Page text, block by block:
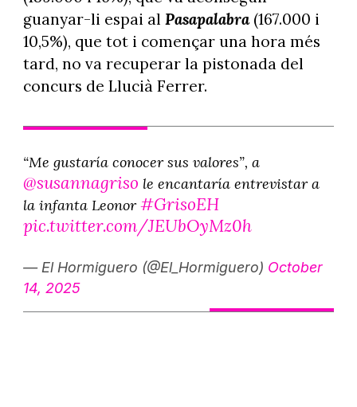
guanyar-li espai al Pasapalabra(167.000 i
10,5%), que tot i començar una hora més
tard, no va recuperar la pistonada del
concurs de Llucià Ferrer.
“Me gustaría conocer sus valores”, a
@susannagriso le encantaría entrevistar a
la infanta Leonor #GrisoEH
pic.twitter.com/JEUbOyMz0h
— El Hormiguero (@El_Hormiguero) October
14, 2025